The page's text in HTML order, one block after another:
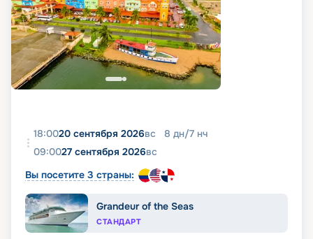
18:0020 сентября 2026вс 8 дн/7 нч
09:0027 сентября 2026вс
Вы посетите 3 страны:
Grandeur of the Seas
СТАНДАРТ